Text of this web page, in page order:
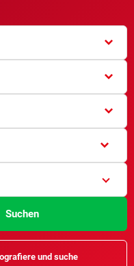
Suchen
und suche